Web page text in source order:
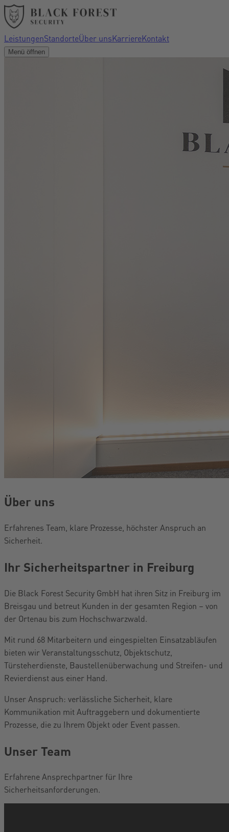
LeistungenStandorteÜber unsKarriereKontakt
Menü öffnen
Über uns
Erfahrenes Team, klare Prozesse, höchster Anspruch an
Sicherheit.
Ihr Sicherheitspartner in Freiburg
Die Black Forest Security GmbH hat ihren Sitz in Freiburg im
Breisgau und betreut Kunden in der gesamten Region – von
der Ortenau bis zum Hochschwarzwald.
Mit rund 68 Mitarbeitern und eingespielten Einsatzabläufen
bieten wir Veranstaltungsschutz, Objektschutz,
Türsteherdienste, Baustellenüberwachung und Streifen- und
Revierdienst aus einer Hand.
Unser Anspruch: verlässliche Sicherheit, klare
Kommunikation mit Auftraggebern und dokumentierte
Prozesse, die zu Ihrem Objekt oder Event passen.
Unser Team
Erfahrene Ansprechpartner für Ihre
Sicherheitsanforderungen.